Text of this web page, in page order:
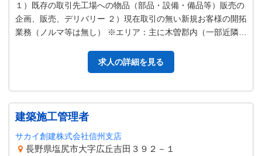
１）既存の取引先工場への物品（部品・設備・備品等）販売の
企画、販売、デリバリー ２）現在取引の無い新規お客様の開拓
業務（ノルマ等は無し） ※エリア：主に木曽郡内（一部近隣県
求人の詳細を見る
建築施工管理者
サカイ創建株式会社信州支店
長野県塩尻市大字広丘吉田３９２－１